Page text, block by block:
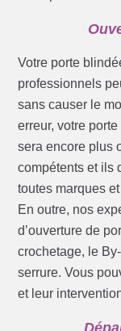
Votre porte
professionnels
sans causer le
erreur, votre
sera encore plus
compétents et ils
toutes marques
En outre, nos
d’ouverture de
crochetage, le
serrure. Vous
et leur